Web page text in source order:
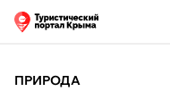
ПРИРОДА